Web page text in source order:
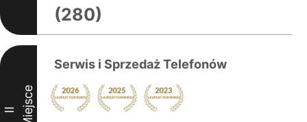
(280)
II Miejsce
Serwis i Sprzedaż Telefonów